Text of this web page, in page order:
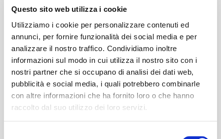
Questo sito web utilizza i cookie
Utilizziamo i cookie per personalizzare contenuti ed
annunci, per fornire funzionalità dei social media e per
analizzare il nostro traffico. Condividiamo inoltre
informazioni sul modo in cui utilizza il nostro sito con i
nostri partner che si occupano di analisi dei dati web,
pubblicità e social media, i quali potrebbero combinarle
con altre informazioni che ha fornito loro o che hanno
raccolto dal suo utilizzo dei loro servizi.
Immagini